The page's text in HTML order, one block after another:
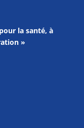
la santé, à
»